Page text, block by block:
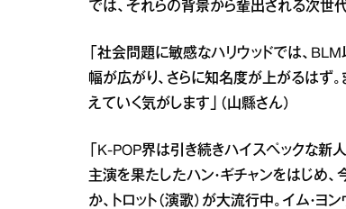
では、それらの背景から輩出される次世
「社会問題に敏感なハリウッドでは、
幅が広がり、さらに知名度が上がるはず
えていく気がします」（山縣さん）
「K‐POP界は引き続きハイスペックな新
主演を果たしたハン・ギチャンをはじめ
か、トロット（演歌）が大流行中。イム・ヨ